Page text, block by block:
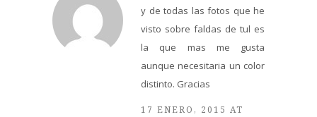
y de todas las fotos que he
visto sobre faldas de tul es
la que mas me gusta
aunque necesitaria un color
distinto. Gracias
17 ENERO, 2015 AT